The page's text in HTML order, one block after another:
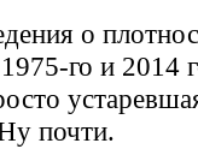
о
го и 2014
почти.